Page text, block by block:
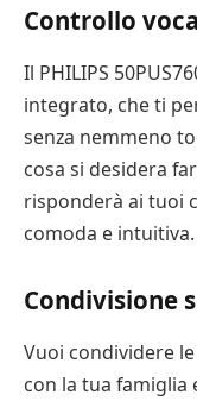
Controllo
Il PHILIPS
integrato, che ti
senza nemmeno
cosa si desidera
risponderà ai tuoi
comoda e intuitiva.
Condivisione
Vuoi condividere
con la tua famiglia